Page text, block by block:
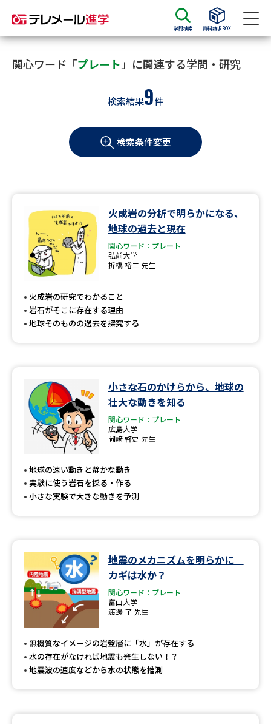
学問検索 資料請求BOX
資料請求 資料検索
大学・短大の資料種類から請求
学部・学科パンフ
過去問題集
大学・短大以外の資料から請求
専門学校の資料請求 大学院の資料請求
留学・進学関連、塾・予備校
高等学校（情報）教員資格認定
大学研究
大学で学べる内容や特徴を調べる
データサイエンス特集 奨学金・特待生制度特集
デジタルパンフレット
新学年スタート号特集ページ
（高3生用）
（高2生用）
SELFBRAND特集ページ
関心ワード「プレート 」に関連する学問・研究
検索結果9件
検索条件変更
火成岩の分析で明らかになる、
地球の過去と現在
関心ワード：プレート
弘前大学
折橋 裕二 先生
火成岩の研究でわかること
岩石がそこに存在する理由
地球そのものの過去を探究する
小さな石のかけらから、地球の
壮大な動きを知る
関心ワード：プレート
広島大学
岡﨑 啓史 先生
地球の速い動きと静かな動き
実験に使う岩石を採る・作る
小さな実験で大きな動きを予測
地震のメカニズムを明らかに
カギは水か？
関心ワード：プレート
富山大学
渡邊 了 先生
無機質なイメージの岩盤層に「水」が存在する
水の存在がなければ地震も発生しない！？
地震波の速度などから水の状態を推測